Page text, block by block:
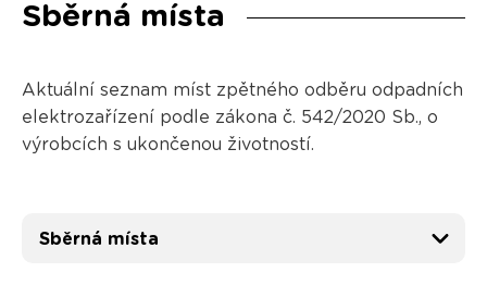
Sběrná místa
Aktuální seznam míst zpětného odběru odpadních
elektrozařízení podle zákona č. 542/2020 Sb., o
výrobcích s ukončenou životností.
Sběrná místa